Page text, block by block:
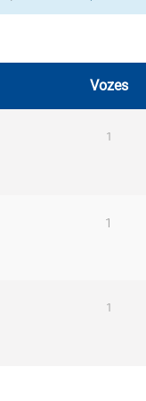
Vozes
1
1
1